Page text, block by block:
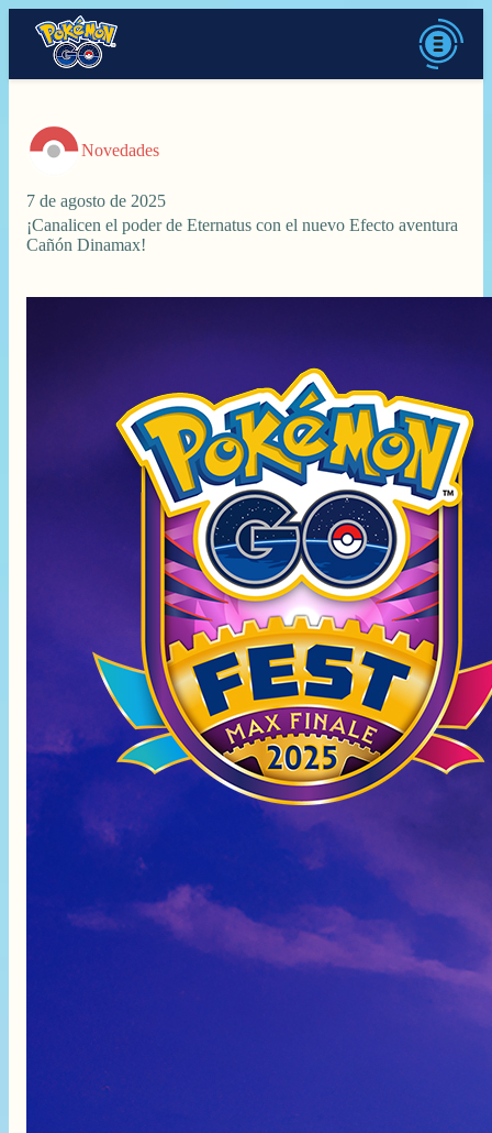
Novedades
7 de agosto de 2025
¡Canalicen el poder de Eternatus con el nuevo Efecto aventura
Cañón Dinamax!